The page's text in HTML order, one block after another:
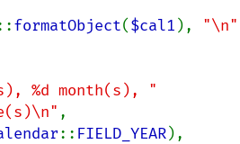
formatObject($cal1 ), "\n"
%d month(s), "
,
:: FIELD_YEAR),